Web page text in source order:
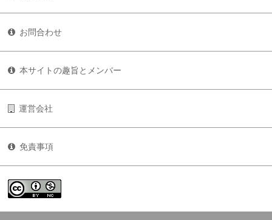
お問合わせ
本サイトの趣旨とメンバー
運営会社
免責事項